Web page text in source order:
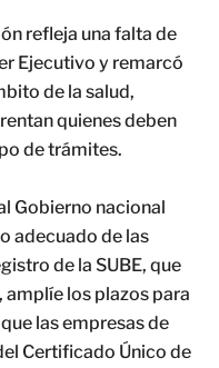
refleja una falta de
Ejecutivo y remarcó
de la salud,
quienes deben
de trámites.
Gobierno nacional
adecuado de las
de la SUBE, que
los plazos para
las empresas de
Certificado Único de